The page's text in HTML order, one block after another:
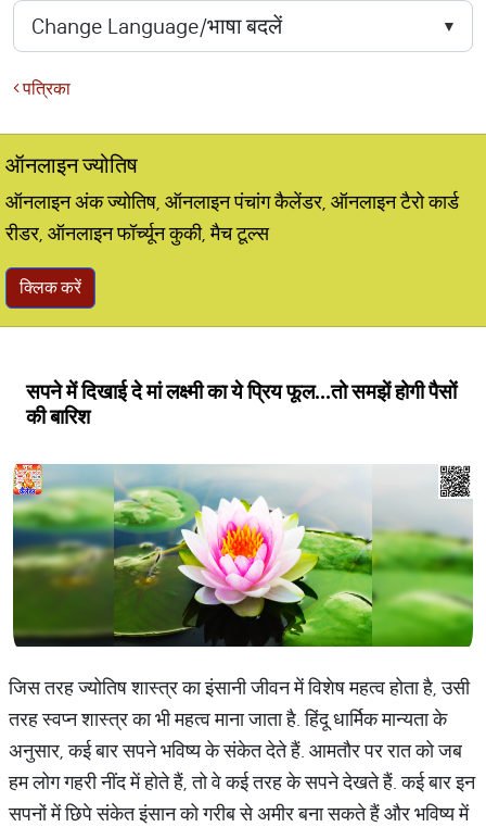
पत्रिका
ऑनलाइन ज्योतिष
ऑनलाइन अंक ज्योतिष, ऑनलाइन पंचांग कैलेंडर, ऑनलाइन टैरो कार्ड
रीडर, ऑनलाइन फॉर्च्यून कुकी, मैच टूल्स
क्लिक करें
सपने में दिखाई दे मां लक्ष्मी का ये प्रिय फूल...तो समझें होगी पैसों
की बारिश
जिस तरह ज्योतिष शास्त्र का इंसानी जीवन में विशेष महत्व होता है, उसी
तरह स्वप्न शास्त्र का भी महत्व माना जाता है. हिंदू धार्मिक मान्यता के
अनुसार, कई बार सपने भविष्य के संकेत देते हैं. आमतौर पर रात को जब
हम लोग गहरी नींद में होते हैं, तो वे कई तरह के सपने देखते हैं. कई बार इन
सपनों में छिपे संकेत इंसान को गरीब से अमीर बना सकते हैं और भविष्य में